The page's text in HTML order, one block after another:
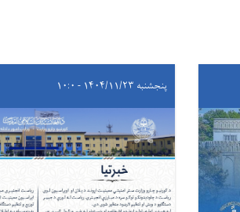
پنجشنبه ۱۴۰۴/۱۱/۲۳ - ۱۰:۰